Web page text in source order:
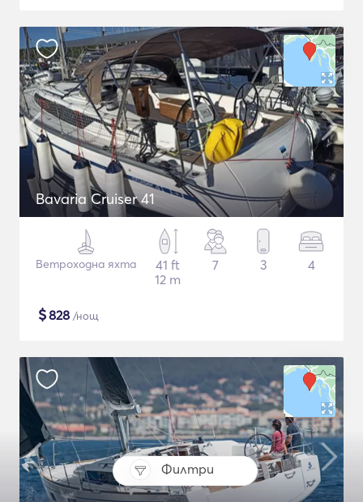
Филтри
Bavaria Cruiser 41
Ветроходна яхта
41 ft
12 m
7 3 4
$828 /нощ